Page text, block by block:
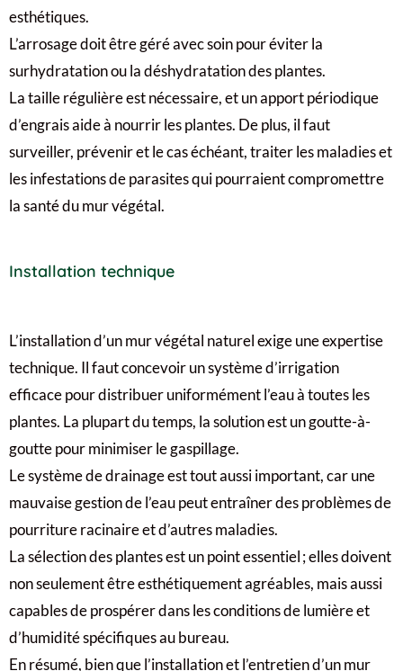
esthétiques.
L’arrosage doit être géré avec soin pour éviter la
surhydratation ou la déshydratation des plantes.
La taille régulière est nécessaire, et un apport périodique
d’engrais aide à nourrir les plantes. De plus, il faut
surveiller, prévenir et le cas échéant, traiter les maladies et
les infestations de parasites qui pourraient compromettre
la santé du mur végétal.
Installation technique
L’installation d’un mur végétal naturel exige une expertise
technique. Il faut concevoir un système d’irrigation
efficace pour distribuer uniformément l’eau à toutes les
plantes. La plupart du temps, la solution est un goutte-à-
goutte pour minimiser le gaspillage.
Le système de drainage est tout aussi important, car une
mauvaise gestion de l’eau peut entraîner des problèmes de
pourriture racinaire et d’autres maladies.
La sélection des plantes est un point essentiel ; elles doivent
non seulement être esthétiquement agréables, mais aussi
capables de prospérer dans les conditions de lumière et
d’humidité spécifiques au bureau.
En résumé, bien que l’installation et l’entretien d’un mur